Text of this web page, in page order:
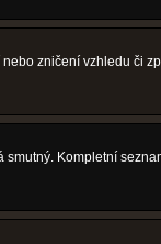
zničení vzhledu či
Kompletní